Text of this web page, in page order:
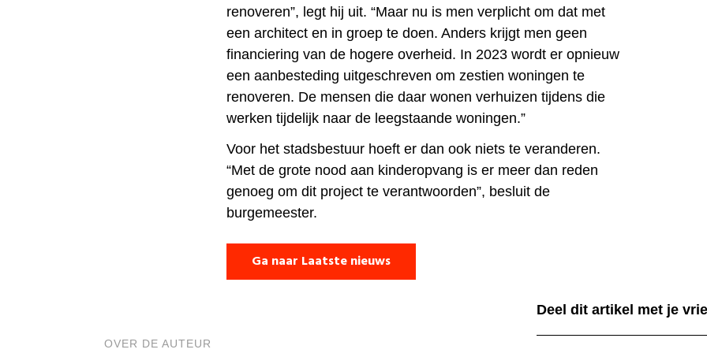
renoveren”, legt hij uit. “Maar nu is men verplicht om dat met
een architect en in groep te doen. Anders krijgt men geen
financiering van de hogere overheid. In 2023 wordt er opnieuw
een aanbesteding uitgeschreven om zestien woningen te
renoveren. De mensen die daar wonen verhuizen tijdens die
werken tijdelijk naar de leegstaande woningen.”
Voor het stadsbestuur hoeft er dan ook niets te veranderen.
“Met de grote nood aan kinderopvang is er meer dan reden
genoeg om dit project te verantwoorden”, besluit de
burgemeester.
Ga naar Laatste nieuws
OVER DE AUTEUR
Deel dit artikel met je